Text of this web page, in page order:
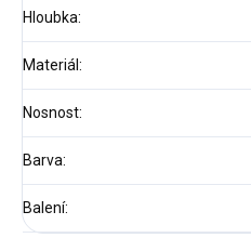
Hloubka:
Materiál:
Nosnost:
Barva:
Balení: